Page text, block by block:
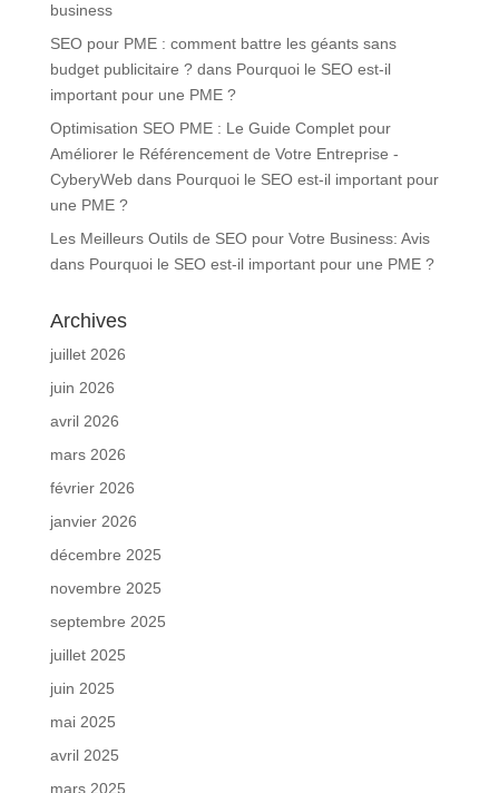
business
SEO pour PME : comment battre les géants sans
budget publicitaire ?dans Pourquoi le SEO est-il
important pour une PME ?
Optimisation SEO PME : Le Guide Complet pour
Améliorer le Référencement de Votre Entreprise -
CyberyWebdans Pourquoi le SEO est-il important pour
une PME ?
Les Meilleurs Outils de SEO pour Votre Business: Avis
dans Pourquoi le SEO est-il important pour une PME ?
Archives
juillet 2026
juin 2026
avril 2026
mars 2026
février 2026
janvier 2026
décembre 2025
novembre 2025
septembre 2025
juillet 2025
juin 2025
mai 2025
avril 2025
mars 2025